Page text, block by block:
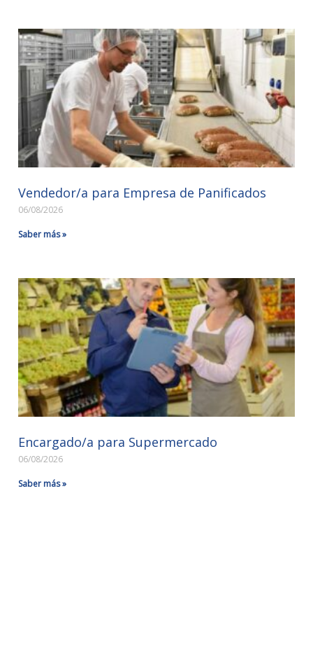
Vendedor/a para Empresa de Panificados
06/08/2026
Saber más »
Encargado/a para Supermercado
06/08/2026
Saber más »